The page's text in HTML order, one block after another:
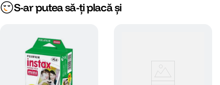
S-ar putea să-ți placă și